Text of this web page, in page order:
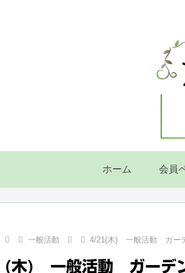
ホーム 会員
一般活動 4/21(木) 一般活動 ガー
) 一般活動 ガーデ